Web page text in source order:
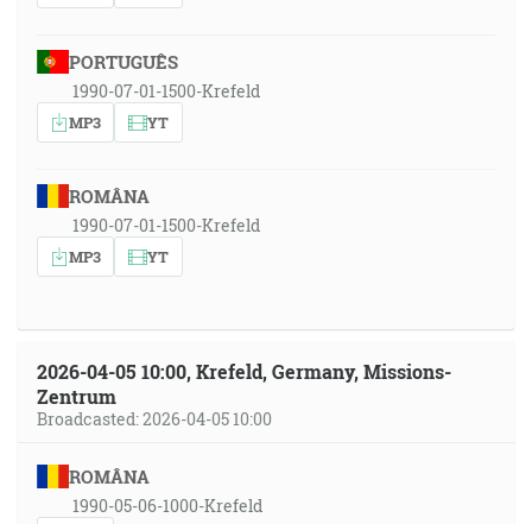
PORTUGUÊS
1990-07-01-1500-Krefeld
MP3 YT
ROMÂNA
1990-07-01-1500-Krefeld
MP3 YT
2026-04-05 10:00, Krefeld, Germany, Missions-
Zentrum
Broadcasted: 2026-04-05 10:00
ROMÂNA
1990-05-06-1000-Krefeld